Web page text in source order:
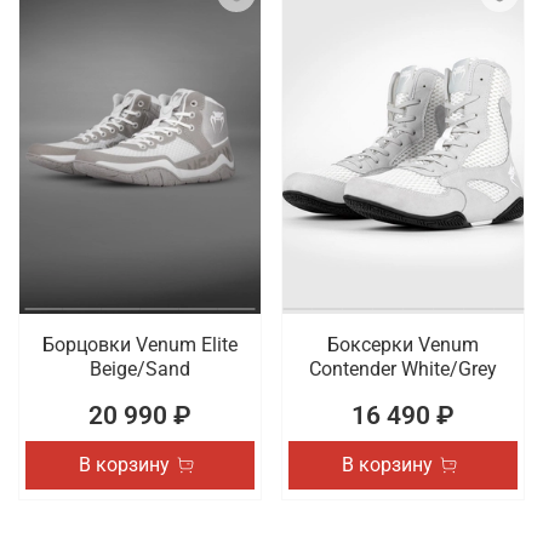
Борцовки Venum Elite
Beige/Sand
20 990 ₽
В корзину
Боксерки Venum
Contender White/Grey
16 490 ₽
В корзину